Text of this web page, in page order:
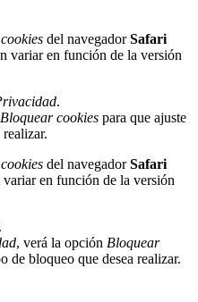
cookies del navegadorSafari
variar en función de la versión
.
Bloquear cookies para que ajuste
cookies del navegadorSafari
variar en función de la versión
.
, verá la opción Bloquear
de bloqueo que desea realizar.